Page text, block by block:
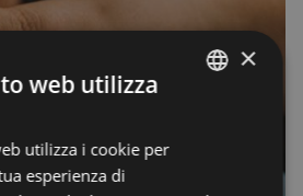
×
web utilizza
utilizza i cookie per
esperienza di